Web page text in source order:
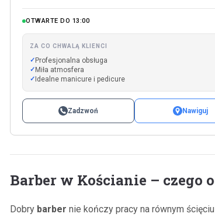
OTWARTE DO 13:00
ZA CO CHWALĄ KLIENCI
Profesjonalna obsługa
Miła atmosfera
Idealne manicure i pedicure
Zadzwoń Nawiguj
Barber w Kościanie – czego
Dobry barber nie kończy pracy na równym